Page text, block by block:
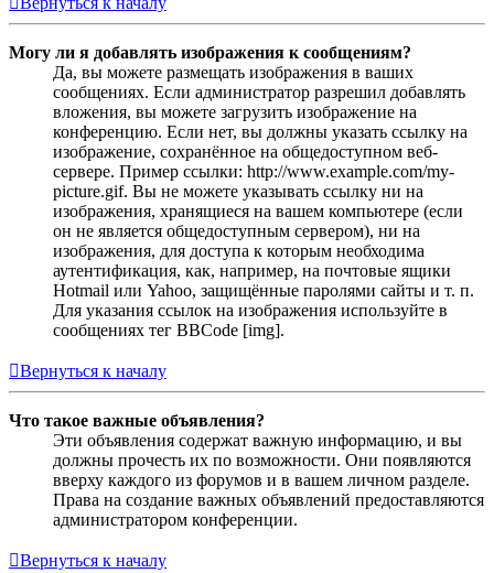
Могу ли я добавлять изображения к сообщениям?
Да, вы можете размещать изображения в ваших
сообщениях. Если администратор разрешил добавлять
вложения, вы можете загрузить изображение на
конференцию. Если нет, вы должны указать ссылку на
изображение, сохранённое на общедоступном веб-
сервере. Пример ссылки: http://www.example.com/my-
picture.gif. Вы не можете указывать ссылку ни на
изображения, хранящиеся на вашем компьютере (если
он не является общедоступным сервером), ни на
изображения, для доступа к которым необходима
аутентификация, как, например, на почтовые ящики
Hotmail или Yahoo, защищённые паролями сайты и т. п.
Для указания ссылок на изображения используйте в
сообщениях тег BBCode [img].
Вернуться к началу
Что такое важные объявления?
Эти объявления содержат важную информацию, и вы
должны прочесть их по возможности. Они появляются
вверху каждого из форумов и в вашем личном разделе.
Права на создание важных объявлений предоставляются
администратором конференции.
Вернуться к началу